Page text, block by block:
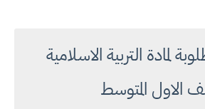
لمادة التربية الاسلامية
الاول المتوسط